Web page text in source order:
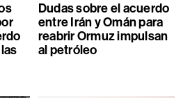
Dudas sobre el acuerdo
entre Irán y Omán para
reabrir Ormuz impulsan
al petróleo